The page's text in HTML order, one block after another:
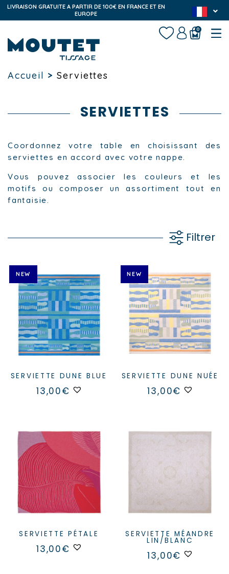
LIVRAISON GRATUITE A PARTIR DE 100€ EN FRANCE ET EN
EUROPE
0
Accueil > Serviettes
SERVIETTES
Coordonnez votre table en choisissant des
serviettes en accord avec votre nappe.
Vous pouvez associer les couleurs et les
motifs ou composer un assortiment tout en
fantaisie.
Filtrer
NEW
SERVIETTE DUNE BLUE
13,00€
NEW
SERVIETTE DUNE NUÉE
13,00€
SERVIETTE PÉTALE
13,00€
SERVIETTE MÉANDRE
LIN/BLANC
13,00€